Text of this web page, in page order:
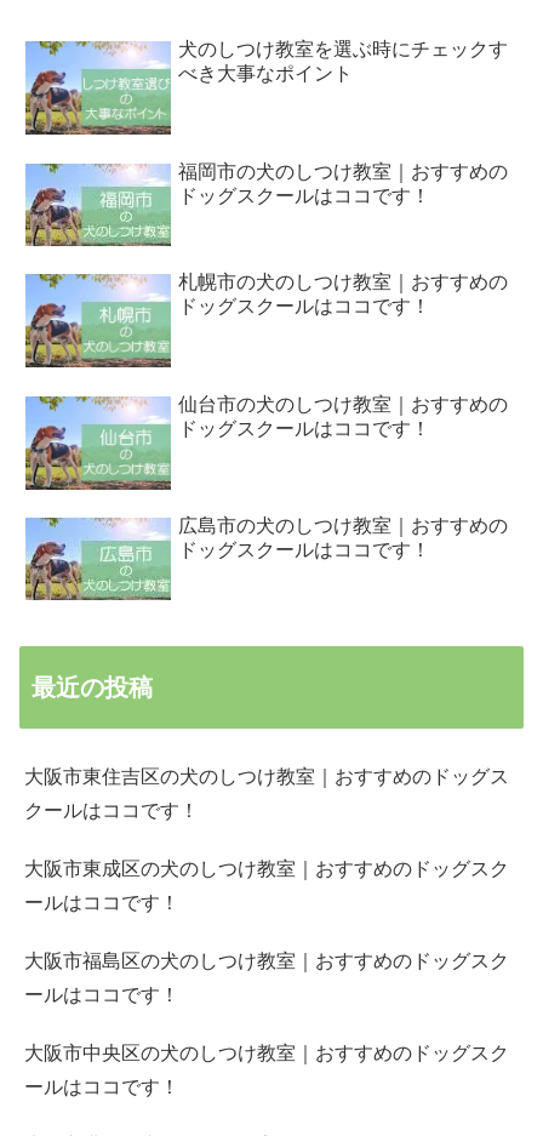
犬のしつけ教室を選ぶ時にチェックす
べき大事なポイント
福岡市の犬のしつけ教室｜おすすめの
ドッグスクールはココです！
札幌市の犬のしつけ教室｜おすすめの
ドッグスクールはココです！
仙台市の犬のしつけ教室｜おすすめの
ドッグスクールはココです！
広島市の犬のしつけ教室｜おすすめの
ドッグスクールはココです！
最近の投稿
大阪市東住吉区の犬のしつけ教室｜おすすめのドッグス
クールはココです！
大阪市東成区の犬のしつけ教室｜おすすめのドッグスク
ールはココです！
大阪市福島区の犬のしつけ教室｜おすすめのドッグスク
ールはココです！
大阪市中央区の犬のしつけ教室｜おすすめのドッグスク
ールはココです！